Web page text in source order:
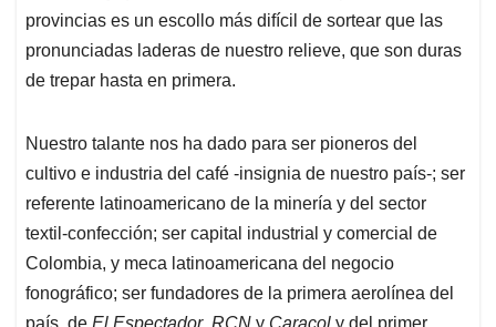
provincias es un escollo más difícil de sortear que las
pronunciadas laderas de nuestro relieve, que son duras
de trepar hasta en primera.
Nuestro talante nos ha dado para ser pioneros del
cultivo e industria del café -insignia de nuestro país-; ser
referente latinoamericano de la minería y del sector
textil-confección; ser capital industrial y comercial de
Colombia, y meca latinoamericana del negocio
fonográfico; ser fundadores de la primera aerolínea del